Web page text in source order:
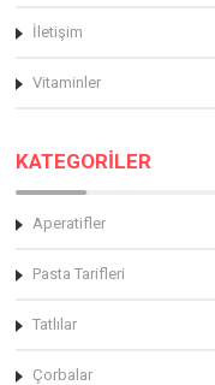
İletişim
Vitaminler
KATEGORİLER
Aperatifler
Pasta Tarifleri
Tatlılar
Çorbalar